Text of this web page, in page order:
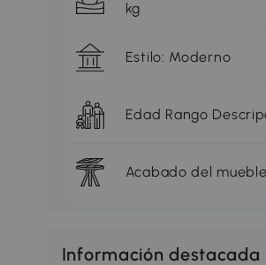
kg
Estilo: Moderno
Edad Rango
Acabado del
Información destacada